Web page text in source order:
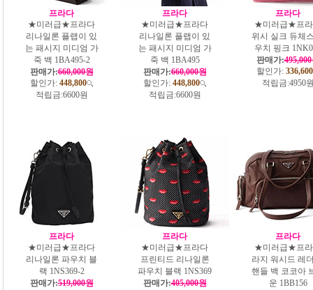
프라다
★미러급★프라다
리나일론 플랩이 있
는 패시지 미디엄 가
죽 백 1BA495-2
판매가:660,000원
할인가: 448,800
적립금:6600원
프라다
★미러급★프라다
리나일론 플랩이 있
는 패시지 미디엄 가
죽 백 1BA495
판매가:660,000원
할인가: 448,800
적립금:6600원
프라다
★미러급★프
위시 실크 듀체
우치 핑크
판매가:
할인가: 336,600
적립금:4950
프라다
★미러급★프라다
리나일론 파우치 블
랙 1NS369-2
판매가:519,000원
프라다
★미러급★프라다
프린티드 리나일론
파우치 블랙 1NS369
판매가:405,000원
프라다
★미러급★프
라지 워시드 레
핸들 백 코코아
운 1BB156